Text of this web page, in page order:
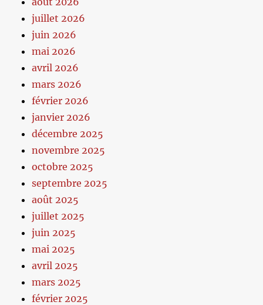
juillet 2026
juin 2026
mai 2026
avril 2026
mars 2026
février 2026
janvier 2026
décembre 2025
novembre 2025
octobre 2025
septembre 2025
août 2025
juillet 2025
juin 2025
mai 2025
avril 2025
mars 2025
février 2025